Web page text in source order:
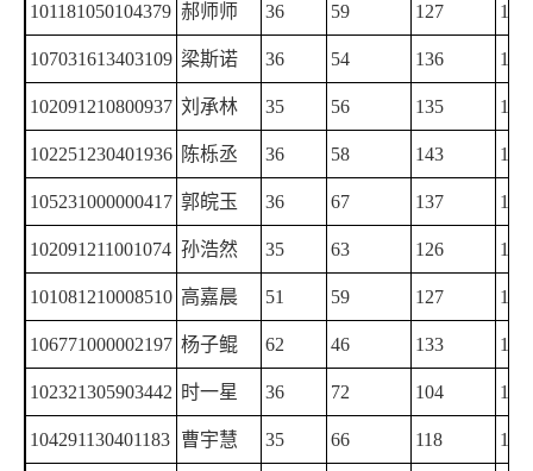
101181050104379 郝师师 36 59 127 139
107031613403109 梁斯诺 36 54 136 135
102091210800937 刘承林 35 56 135 135
102251230401936 陈栎丞 36 58 143 140
105231000000417 郭皖玉 36 67 137 129
102091211001074 孙浩然 35 63 126 145
101081210008510 高嘉晨 51 59 127 125
106771000002197 杨子鲲 62 46 133 119
102321305903442 时一星 36 72 104 146
104291130401183 曹宇慧 35 66 118 135